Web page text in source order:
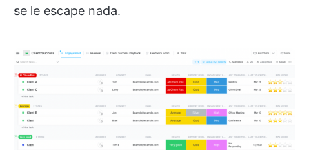
se le escape nada.